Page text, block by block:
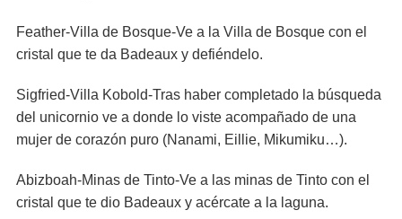
Feather-Villa de Bosque-Ve a la Villa de Bosque con el
cristal que te da Badeaux y defiéndelo.
Sigfried-Villa Kobold-Tras haber completado la búsqueda
del unicornio ve a donde lo viste acompañado de una
mujer de corazón puro (Nanami, Eillie, Mikumiku…).
Abizboah-Minas de Tinto-Ve a las minas de Tinto con el
cristal que te dio Badeaux y acércate a la laguna.